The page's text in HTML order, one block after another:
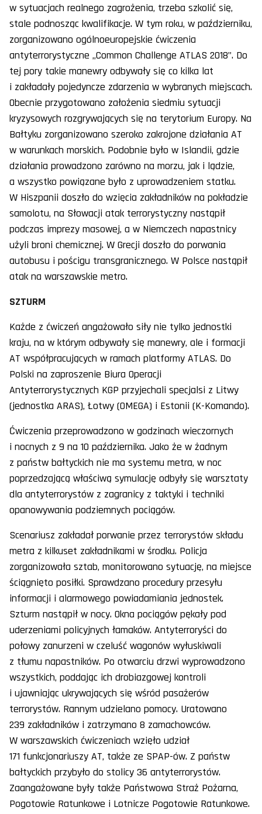
w sytuacjach realnego zagrożenia, trzeba szkolić się,
stale podnosząc kwalifikacje. W tym roku, w październiku,
zorganizowano ogólnoeuropejskie ćwiczenia
antyterrorystyczne „Common Challenge ATLAS 2018”. Do
tej pory takie manewry odbywały się co kilka lat
i zakładały pojedyncze zdarzenia w wybranych miejscach.
Obecnie przygotowano założenia siedmiu sytuacji
kryzysowych rozgrywających się na terytorium Europy. Na
Bałtyku zorganizowano szeroko zakrojone działania AT
w warunkach morskich. Podobnie było w Islandii, gdzie
działania prowadzono zarówno na morzu, jak i lądzie,
a wszystko powiązane było z uprowadzeniem statku.
W Hiszpanii doszło do wzięcia zakładników na pokładzie
samolotu, na Słowacji atak terrorystyczny nastąpił
podczas imprezy masowej, a w Niemczech napastnicy
użyli broni chemicznej. W Grecji doszło do porwania
autobusu i pościgu transgranicznego. W Polsce nastąpił
atak na warszawskie metro.
SZTURM
Każde z ćwiczeń angażowało siły nie tylko jednostki
kraju, na w którym odbywały się manewry, ale i formacji
AT współpracujących w ramach platformy ATLAS. Do
Polski na zaproszenie Biura Operacji
Antyterrorystycznych KGP przyjechali specjalsi z Litwy
(jednostka ARAS), Łotwy (OMEGA) i Estonii (K-Komando).
Ćwiczenia przeprowadzono w godzinach wieczornych
i nocnych z 9 na 10 października. Jako że w żadnym
z państw bałtyckich nie ma systemu metra, w noc
poprzedzającą właściwą symulację odbyły się warsztaty
dla antyterrorystów z zagranicy z taktyki i techniki
opanowywania podziemnych pociągów.
Scenariusz zakładał porwanie przez terrorystów składu
metra z kilkuset zakładnikami w środku. Policja
zorganizowała sztab, monitorowano sytuację, na miejsce
ściągnięto posiłki. Sprawdzano procedury przesyłu
informacji i alarmowego powiadamiania jednostek.
Szturm nastąpił w nocy. Okna pociągów pękały pod
uderzeniami policyjnych łamaków. Antyterroryści do
połowy zanurzeni w czeluść wagonów wyłuskiwali
z tłumu napastników. Po otwarciu drzwi wyprowadzono
wszystkich, poddając ich drobiazgowej kontroli
i ujawniając ukrywających się wśród pasażerów
terrorystów. Rannym udzielano pomocy. Uratowano
239 zakładników i zatrzymano 8 zamachowców.
W warszawskich ćwiczeniach wzięło udział
171 funkcjonariuszy AT, także ze SPAP-ów. Z państw
bałtyckich przybyło do stolicy 36 antyterrorystów.
Zaangażowane były także Państwowa Straż Pożarna,
Pogotowie Ratunkowe i Lotnicze Pogotowie Ratunkowe.